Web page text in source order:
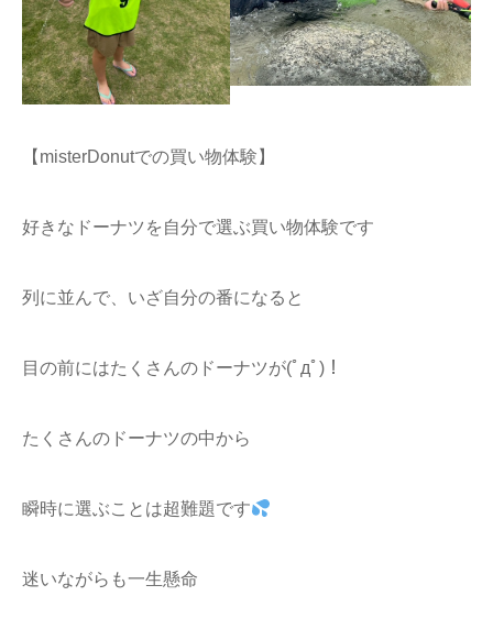
【misterDonutでの買い物体験】
好きなドーナツを自分で選ぶ買い物体験です
列に並んで、いざ自分の番になると
目の前にはたくさんのドーナツが(ﾟдﾟ)！
たくさんのドーナツの中から
瞬時に選ぶことは超難題です
迷いながらも一生懸命